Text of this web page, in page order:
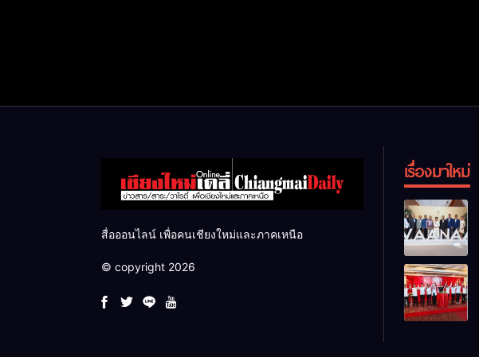
สื่อออนไลน์ เพื่อคนเชียงใหม่และภาคเหนือ
© copyright 2026
เรื่องมาใหม่